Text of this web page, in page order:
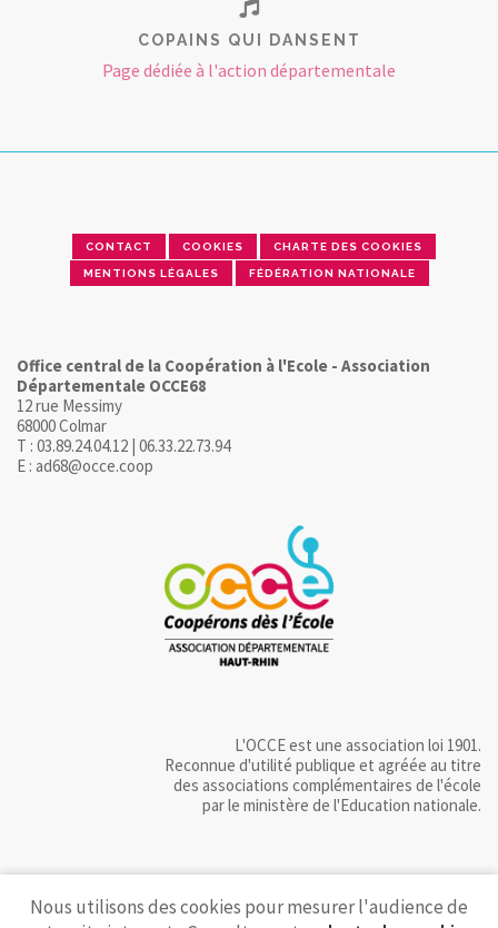
COPAINS QUI DANSENT
Page dédiée à l'action départementale
CONTACT COOKIES CHARTE DES COOKIES
MENTIONS LÉGALES FÉDÉRATION NATIONALE
Office central de la Coopération à l'Ecole - Association
Départementale OCCE68
12 rue Messimy
68000 Colmar
T : 03.89.24.04.12 | 06.33.22.73.94
E : ad68@occe.coop
L'OCCE est une association loi 1901.
Reconnue d'utilité publique et agréée au titre
des associations complémentaires de l'école
par le ministère de l'Education nationale.
Nous utilisons des cookies pour mesurer l'audience de